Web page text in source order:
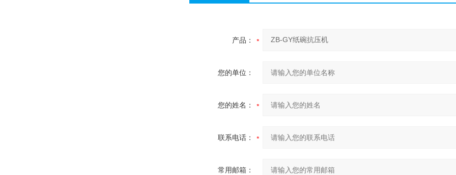
产品：
您的单位：
您的姓名：
联系电话：
常用邮箱：